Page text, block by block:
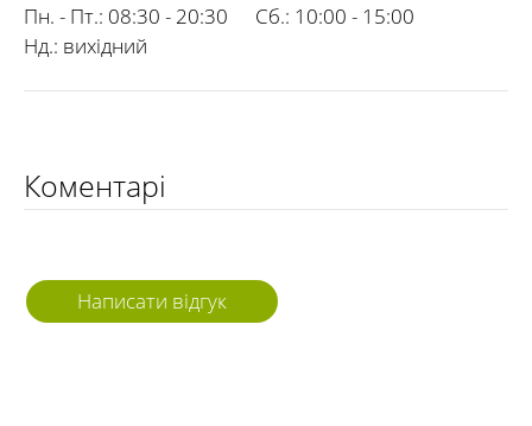
Пн. - Пт.: 08:30 - 20:30 Сб.: 10:00 - 15:00
Нд.: вихідний
Коментарі
Написати відгук